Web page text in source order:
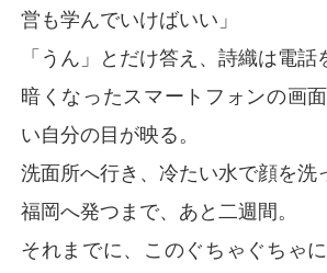
営も学んでいけばいい」
「うん」とだけ答え、詩織は電話
暗くなったスマートフォンの画
い自分の目が映る。
洗面所へ行き、冷たい水で顔を洗
福岡へ発つまで、あと二週間。
それまでに、このぐちゃぐちゃ